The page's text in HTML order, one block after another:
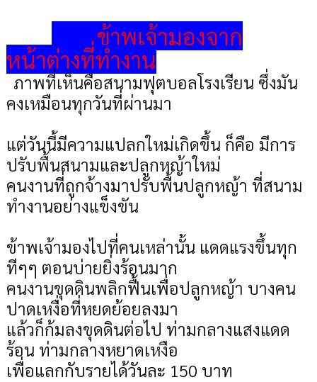
ข้าพเจ้ามองจาก
หน้าต่างที่ทำงาน
ภาพที่เห็นคือสนามฟุตบอลโรงเรียน ซึ่งมัน
คงเหมือนทุกวันที่ผ่านมา
แต่วันนี้มีความแปลกใหม่เกิดขึ้น ก็คือ มีการ
ปรับพื้นสนามและปลูกหญ้าใหม่
คนงานที่ถูกจ้างมาปรับพื้นปลูกหญ้า ที่สนาม
ทำงานอย่างแข็งขัน
ข้าพเจ้ามองไปที่คนเหล่านั้น แดดแรงขึ้นทุก
ทีๆๆ ตอนบ่ายยิ่งร้อนมาก
คนงานขุดดินพลิกฟื้นเพื่อปลูกหญ้า บางคน
ปาดเหงื่อที่หยดย้อยลงมา
แล้วก็ก้มลงขุดดินต่อไป ท่ามกลางแสงแดด
ร้อน ท่ามกลางหยาดเหงือ
เพื่อแลกกับรายได้วันละ 150 บาท